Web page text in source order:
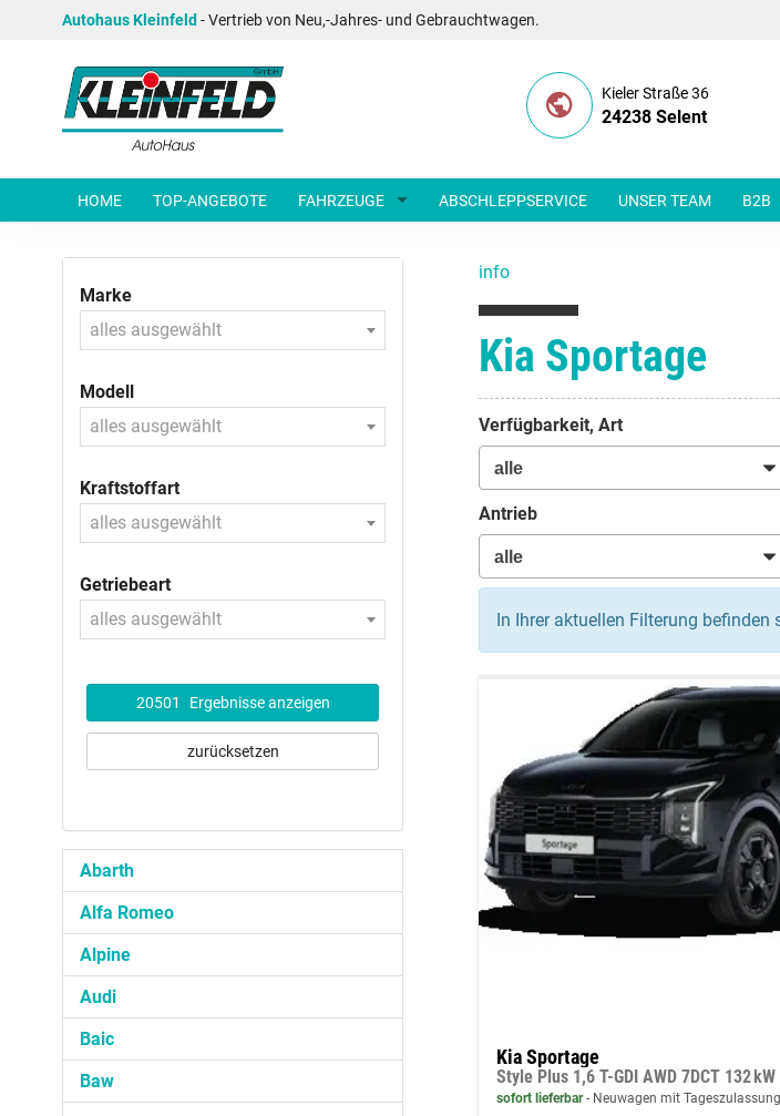
Autohaus Kleinfeld - Vertrieb von Neu,-Jahres- und Gebrauchtwagen.
Kieler Straße 36
24238 Selent
HOME TOP-ANGEBOTE FAHRZEUGE ABSCHLEPPSERVICE UNSER TEAM B2B
info
Kia Sportage
Verfügbarkeit, Art
Antrieb
In Ihrer aktuellen Filterung befinden
Kia Sportage
sofort lieferbar Neuwagen mit Tageszulassung
Marke
alles ausgewählt
Modell
alles ausgewählt
Kraftstoffart
alles ausgewählt
Getriebeart
alles ausgewählt
20501 Ergebnisse anzeigen
zurücksetzen
Abarth
Alfa Romeo
Alpine
Audi
Baic
Baw